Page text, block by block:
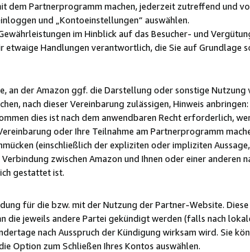
dem Partnerprogramm machen, jederzeit zutreffend und
und „Kontoeinstellungen“ auswählen.
im Hinblick auf das Besucher- und
Handlungen verantwortlich, die Sie auf Grundlage
an der Amazon ggf. die Darstellung oder sonstige
nach dieser Vereinbarung zulässigen, Hinweis
dies ist nach dem anwendbaren Recht erforderlich,
oder Ihre Teilnahme am Partnerprogramm
(einschließlich der expliziten oder impliziten
zwischen Amazon und Ihnen oder einer anderen
gestattet ist.
für die bzw. mit der Nutzung der Partner-Website.
die jeweils andere Partei gekündigt werden (falls nach
nach Ausspruch der Kündigung wirksam wird. Sie
Option zum Schließen Ihres Kontos auswählen.